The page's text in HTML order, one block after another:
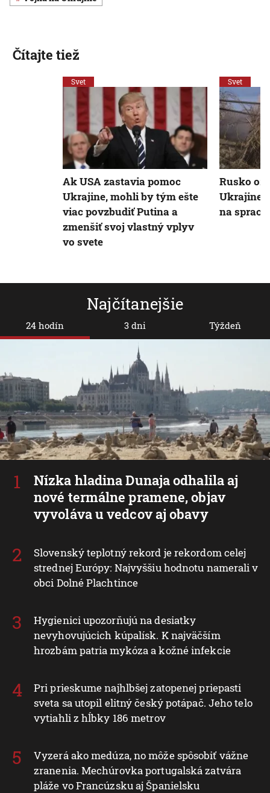
Najčítanejšie
24 hodín
Nízka hladina Dunaja odhalila aj
nové termálne pramene, objav
vyvoláva u vedcov aj obavy
Slovenský teplotný rekord je rekordom celej
strednej Európy: Najvyššiu hodnotu namerali v
obci Dolné Plachtince
Hygienici upozorňujú na desiatky
nevyhovujúcich kúpalísk. K najväčším
hrozbám patria mykóza a kožné infekcie
Pri prieskume najhlbšej zatopenej priepasti
sveta sa utopil elitný český potápač. Jeho telo
vytiahli z hĺbky 186 metrov
Vyzerá ako medúza, no môže spôsobiť vážne
zranenia. Mechúrovka portugalská zatvára
pláže vo Francúzsku aj Španielsku
3 dni Týždeň
Čítajte tiež
Svet
Ak USA zastavia pomoc
Ukrajine, mohli by tým ešte
viac povzbudiť Putina a
zmenšiť svoj vlastný vplyv
vo svete
Svet
Rusko
Ukrajine
na